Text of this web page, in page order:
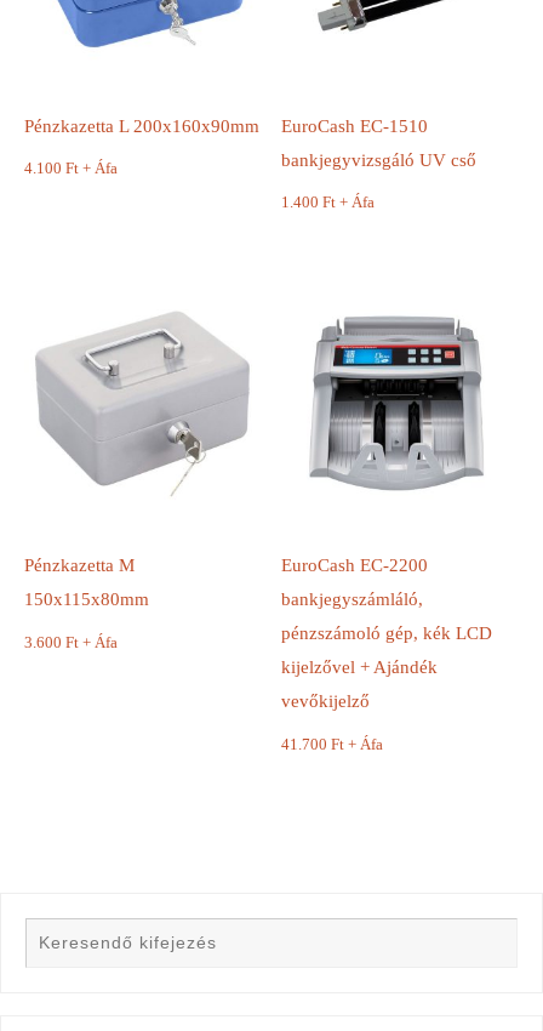
Pénzkazetta L 200x160x90mm
4.100 Ft + Áfa
EuroCash EC-1510
bankjegyvizsgáló UV cső
1.400Ft + Áfa
Pénzkazetta M
150x115x80mm
3.600 Ft + Áfa
EuroCash EC-2200
bankjegyszámláló,
pénzszámoló gép, kék LCD
kijelzővel + Ajándék
vevőkijelző
41.700Ft + Áfa